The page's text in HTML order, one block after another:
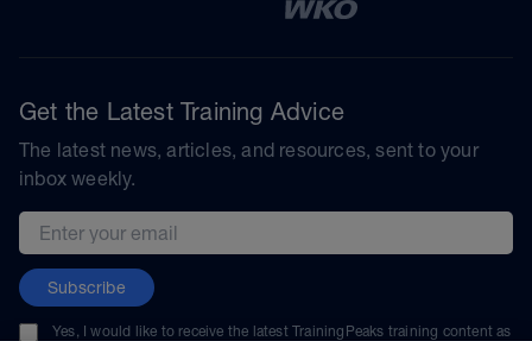
Get the Latest Training Advice
The latest news, articles, and resources, sent to your
inbox weekly.
Email address
Subscribe
Yes, I would like to receive the latest TrainingPeaks training content as